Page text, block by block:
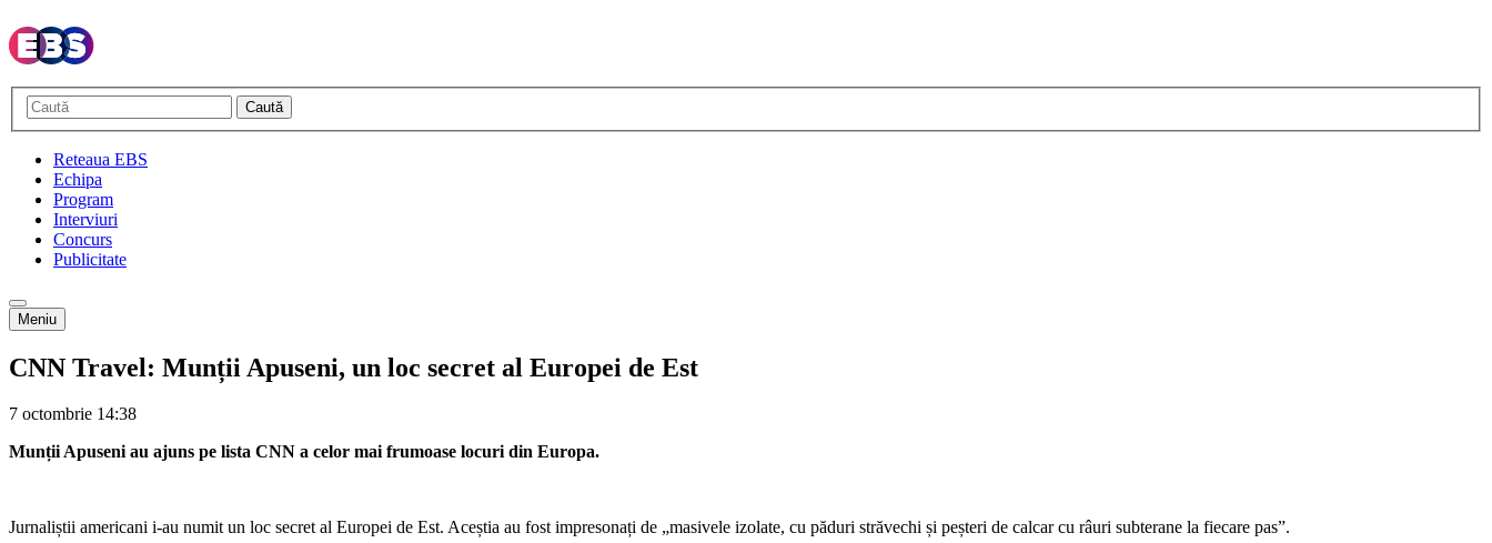
Caută
Reteaua EBS
Echipa
Program
Interviuri
Concurs
Publicitate
Meniu
CNN Travel: Munții Apuseni, un loc secret al Europei de Est
7 octombrie 14:38
Munții Apuseni au ajuns pe lista CNN a celor mai frumoase locuri din Europa.
Jurnaliștii americani i-au numit un loc secret al Europei de Est. Aceștia au fost impresonați de „masivele izolate, cu păduri străvechi și peșteri de calcar cu râuri subterane la fiecare pas”.